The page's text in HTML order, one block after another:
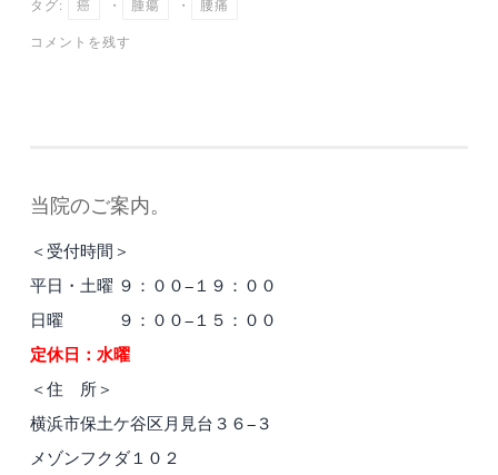
ok r
タグ: 癌 ・ 腫瘍 ・ 腰痛
コメントを残す
当院のご案内。
＜受付時間＞
平日・土曜 ９：００−１９：００
日曜 ９：００−１５：００
定休日：水曜
＜住 所＞
横浜市保土ケ谷区月見台３６−３
メゾンフクダ１０２